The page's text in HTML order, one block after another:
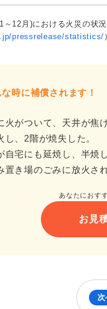
12月)における火災の状
pressrelease/statistics/
時に補償されます！
火がついて、天井が焦げ
し、2階が焼失した。
自宅にも延焼し、半焼し
置き場のごみに放火さ
あなたにおす
お見